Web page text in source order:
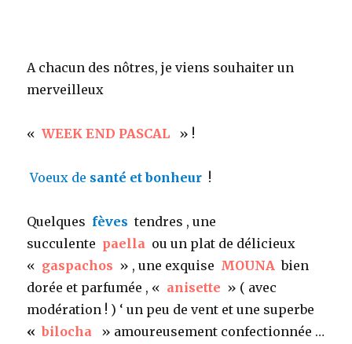
A chacun des nôtres, je viens souhaiter un
merveilleux
« WEEK END PASCAL » !
Voeux de santé et bonheur !
Quelques fèves tendres , une
succulente paella ou un plat de délicieux
« gaspachos » , une exquise MOUNA bien
dorée et parfumée , « anisette » ( avec
modération ! ) ‘ un peu de vent et une superbe
« bilocha
» amoureusement confectionnée …